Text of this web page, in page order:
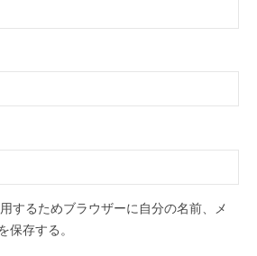
するためブラウザーに自分の名前、メ
保存する。